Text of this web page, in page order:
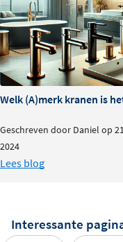
Welk (A)merk kranen is
Geschreven door Daniel op
2024
Lees blog
Interessante